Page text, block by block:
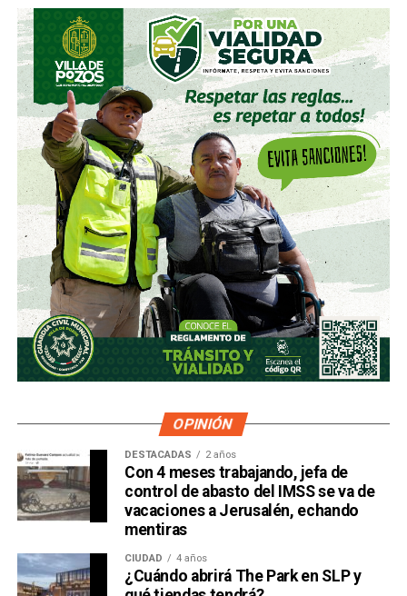
OPINIÓN
DESTACADAS 2 años
Con 4 meses trabajando, jefa de
control de abasto del IMSS se va de
vacaciones a Jerusalén, echando
mentiras
CIUDAD 4 años
¿Cuándo abrirá The Park en SLP y